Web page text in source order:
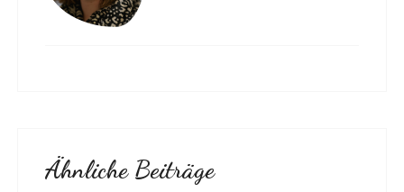
Ähnliche Beiträge